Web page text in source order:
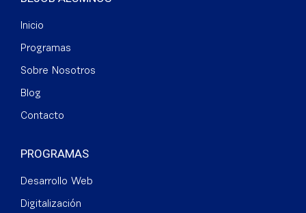
Inicio
Programas
Sobre Nosotros
Blog
Contacto
PROGRAMAS
Desarrollo Web
Digitalización